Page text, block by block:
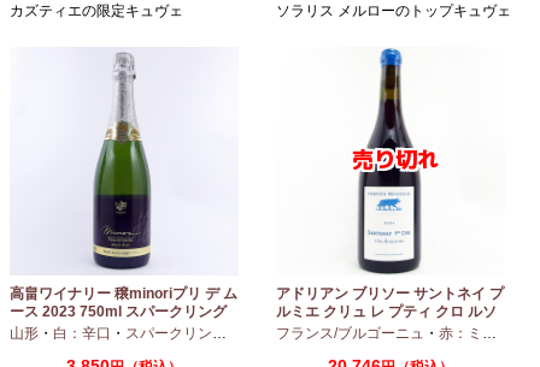
カズティエの限定キュヴェ ソラリス メルローのトップキュヴェ
高畠ワイナリー 穣minoriプリ デ ム
ース 2023 750ml スパークリング
ワイン
山形 ・ 白：辛口 ・ スパークリングワイン ・シャルドネ
アドリアン ブリソー サントネイ プ
ルミエ クリュ レ プティ クロ ルソ
ー 2024 750ml
フランス/ブルゴーニュ ・ 赤：ミディアムボディ